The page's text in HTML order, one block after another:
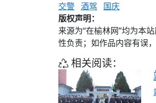
交警 酒驾 国庆
版权声明：
来源为“在榆林网”均为本
性负责；如作品内容有误
相关阅读：